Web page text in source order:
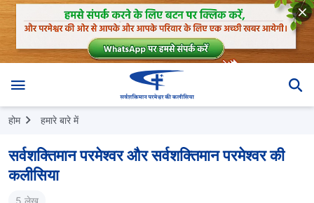
होम हमारे बारे में
सर्वशक्तिमान परमेश्वर और सर्वशक्तिमान परमेश्वर की
कलीसिया
5 लेख